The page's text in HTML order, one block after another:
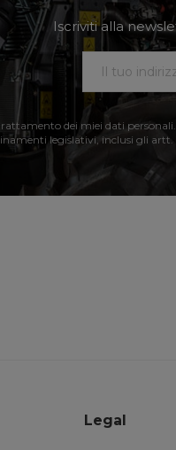
Iscriviti alla
dei miei dati
legislativi, inclusi gli artt.
Legal